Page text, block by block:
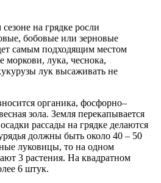
на грядке росли
бобовые или зерновые
самым подходящим местом
моркови, лука, чеснока,
лук высаживать не
органика, фосфорно–
зола. Земля перекапывается
рассады на грядке делаются
должны быть около 40 – 50
луковицы, то на одном
3 растения. На квадратном
6 штук.